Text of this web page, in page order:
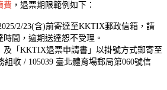
費 ，退票期限範例如下：
2/23(含)前寄達至KKTIX郵政信箱，請
時間，逾期送達恕不受理。
及「KKTIX退票申請書」以掛號方式郵寄至
組收 / 105039 臺北體育場郵局第060號信